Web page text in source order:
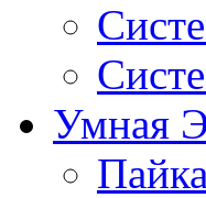
Умная